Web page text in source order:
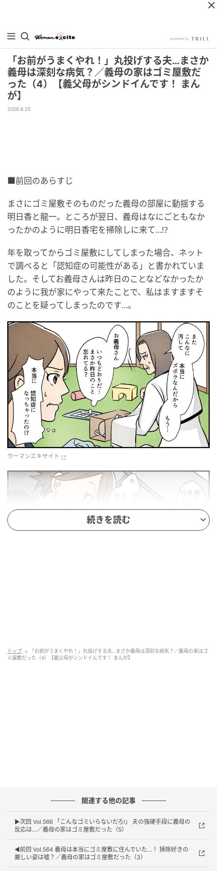
「お前がうまくやれ！」丸投げする夫…まさか
義母は深刻な病気？／義母の家はゴミ屋敷だ
った（4）【義父母がシンドイんです！ まん
が】
2026.6.25
■前回のあらすじ
まさにゴミ屋敷そのものだった義母の部屋に動揺する
明日香と龍一。ところが翌日、義母はなにごともなか
ったかのように明日香宅を掃除しに来て…!?
年を取ってからゴミ屋敷にしてしまった場合、ネット
で調べると「認知症の可能性がある」と書かれていま
した。そしてお義母さんは昨日のことなどなかったか
のように我が家にやって来たことで、私はますますそ
のことを疑ってしまったのです…。
ウーマンエキサイト
続きを読む
トップ
「お前がうまくやれ！」丸投げする夫…まさか義母は深刻な病気？／義母の家はゴ
ミ屋敷だった（4）【義父母がシンドイんです！ まんが】
関連する他の記事
▶︎次回 Vol.566 「こんなゴミいらないだろ!」 夫の強硬手段に義母の
反応は…／義母の家はゴミ屋敷だった（5）
◀︎前回 Vol.564 義母は本当にゴミ屋敷に住んでいた…！ 掃除好きの
厳しい姿は嘘？／義母の家はゴミ屋敷だった（3）